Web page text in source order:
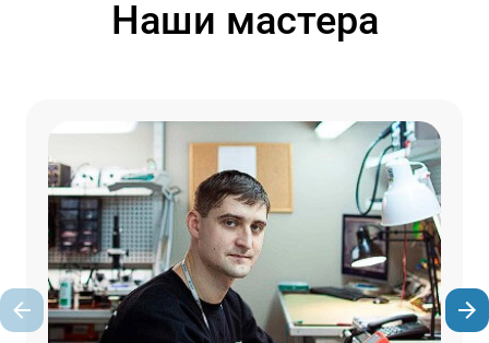
Наши мастера